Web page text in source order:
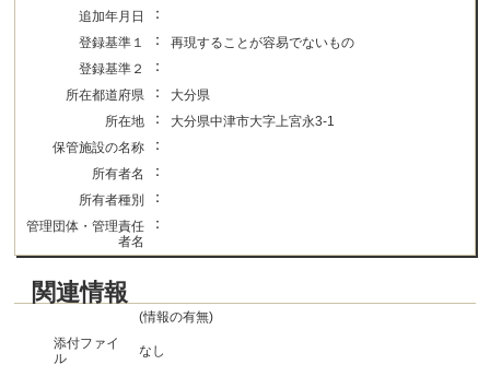
追加年月日
：
登録基準１ ：
再現することが容易でないもの
登録基準２
：
所在都道府県 ：
大分県
所在地
：
大分県中津市大字上宮永3-1
保管施設の名称
：
所有者名 ：
所有者種別 ：
管理団体・管理責任
者名
：
関連情報
(情報の有無)
添付ファイ
ル
なし